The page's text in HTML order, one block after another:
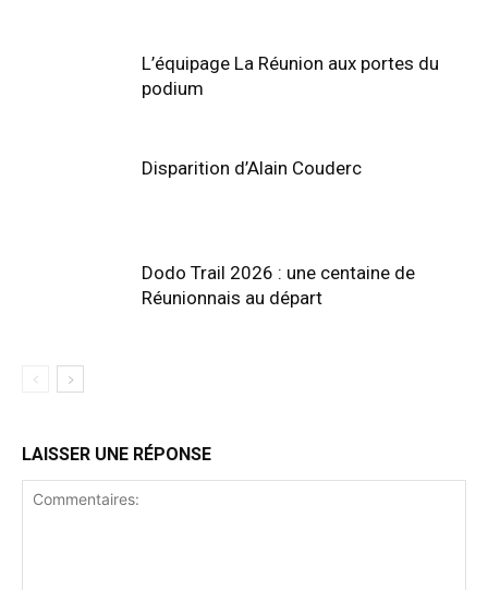
L’équipage La Réunion aux portes du
podium
Disparition d’Alain Couderc
Dodo Trail 2026 : une centaine de
Réunionnais au départ
LAISSER UNE RÉPONSE